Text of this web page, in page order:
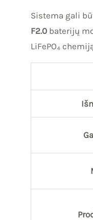
Sistema gali
F2.0baterijų
LiFePO₄